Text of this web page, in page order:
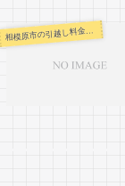
相模原市の引越し料金・代金相場・見積り情報